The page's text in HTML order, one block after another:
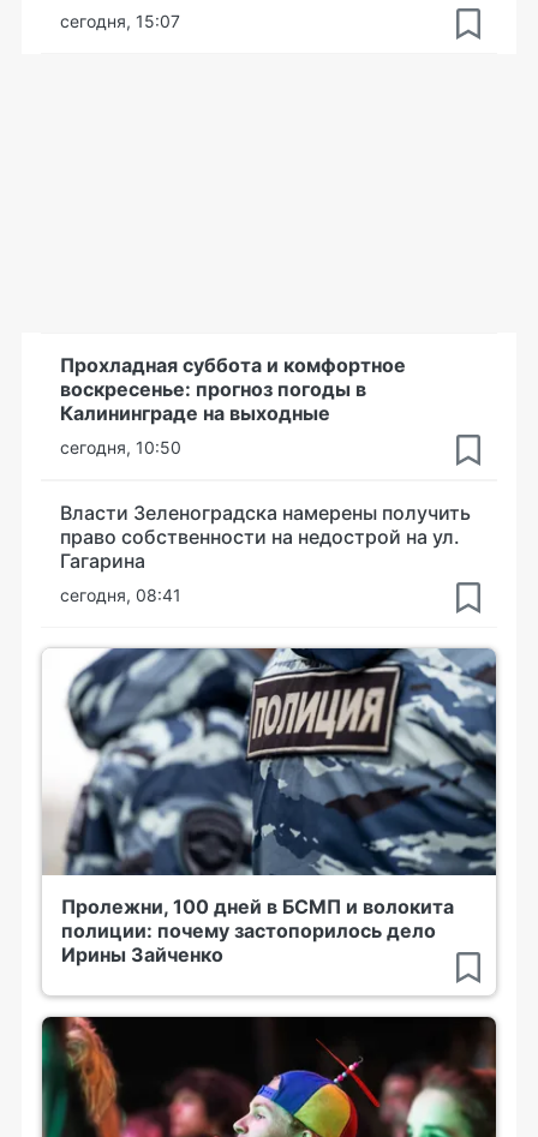
сегодня, 15:07
Прохладная суббота и комфортное
воскресенье: прогноз погоды в
Калининграде на выходные
сегодня, 10:50
Власти Зеленоградска намерены получить
право собственности на недострой на ул.
Гагарина
сегодня, 08:41
Пролежни, 100 дней в БСМП и волокита
полиции: почему застопорилось дело
Ирины Зайченко